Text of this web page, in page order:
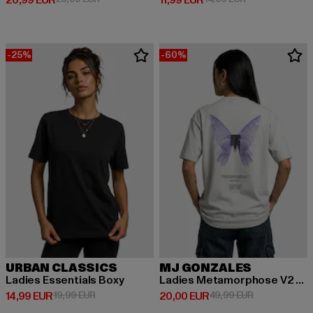
-25%
URBAN CLASSICS
Ladies Essentials Boxy
14,99 EUR
Derzeitiger Preis: 14,99 EUR
19,99 EURAktionspreis: 19,99 EUR
-60%
MJ GONZALES
Ladies Metamorphose V2 x Heavy Oversized
20,00 EUR
Derzeitiger Preis: 20,00 EUR
49,99 EURAktionspreis: